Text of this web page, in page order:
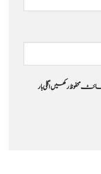
محفوظ رکھیں اگلی بار